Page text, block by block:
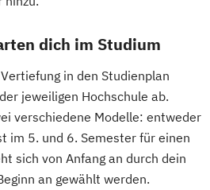
dich im Studium
in den Studienplan
jeweiligen Hochschule ab.
verschiedene Modelle: entweder
im 5. und 6. Semester für einen
sich von Anfang an durch dein
an gewählt werden.